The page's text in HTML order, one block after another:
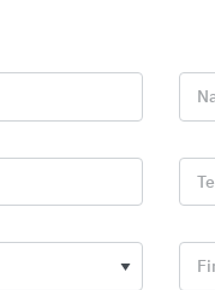
umfasst
und Homelifte,
dabei sowohl mit
zusammen.